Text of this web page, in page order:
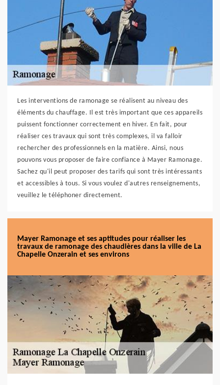
Les interventions de ramonage se réalisent au niveau des
éléments du chauffage. Il est très important que ces appareils
puissent fonctionner correctement en hiver. En fait, pour
réaliser ces travaux qui sont très complexes, il va falloir
rechercher des professionnels en la matière. Ainsi, nous
pouvons vous proposer de faire confiance à Mayer Ramonage.
Sachez qu'il peut proposer des tarifs qui sont très intéressants
et accessibles à tous. Si vous voulez d'autres renseignements,
veuillez le téléphoner directement.
Mayer Ramonage et ses aptitudes pour réaliser les
travaux de ramonage des chaudières dans la ville de La
Chapelle Onzerain et ses environs